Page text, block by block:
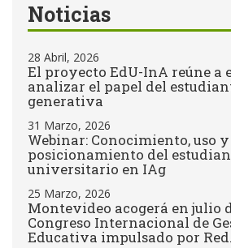
Noticias
28 Abril, 2026
El proyecto EdU-InA reúne a
analizar el papel del
generativa
31 Marzo, 2026
Webinar: Conocimiento, uso y
posicionamiento del
universitario en IAg
25 Marzo, 2026
Montevideo acogerá en julio
Congreso Internacional de
Educativa impulsado por